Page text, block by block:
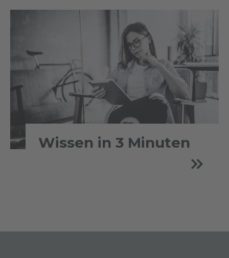
Wissen in 3 Minuten